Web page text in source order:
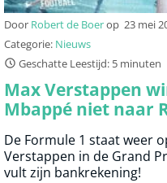
Door Robert de Boerop 23 mei
Categorie: Nieuws
Geschatte Leestijd: 5 minuten
Max Verstappen
Mbappé niet naar
De Formule 1 staat weer
Verstappen in de Grand
vult zijn bankrekening!